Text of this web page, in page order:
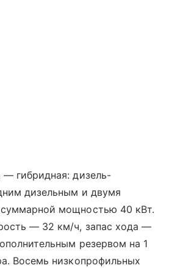
— гибридная: дизель-
дизельным и двумя
мощностью 40 кВт.
— 32 км/ч, запас хода —
резервом на 1
Восемь низкопрофильных